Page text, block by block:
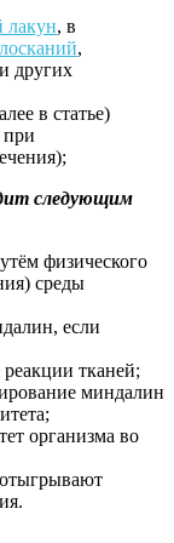
лакун, в
,
других
в статье)
при
следующим
физического
среды
если
тканей;
миндалин
организма во